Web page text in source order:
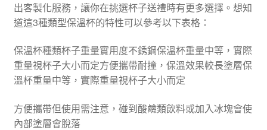
出客製化服務，讓你在挑選杯子送禮時有更多選擇。想知
道這3種類型保溫杯的特性可以參考以下表格：
保溫杯種類杯子重量實用度不銹鋼保溫杯重量中等，實際
重量視杯子大小而定方便攜帶耐撞，保溫效果較長塗層保
溫杯重量中等，實際重量視杯子大小而定
方便攜帶但使用需注意，碰到酸鹼類飲料或加入冰塊會使
內部塗層會脫落